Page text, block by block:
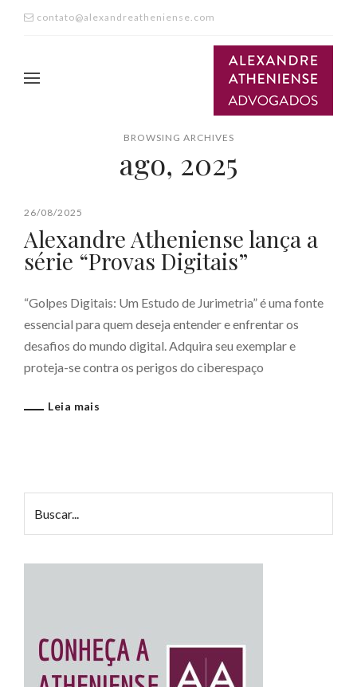
contato@alexandreatheniense.com
BROWSING ARCHIVES
ago, 2025
26/08/2025
Alexandre Atheniense lança a
série “Provas Digitais”
“Golpes Digitais: Um Estudo de Jurimetria” é uma fonte
essencial para quem deseja entender e enfrentar os
desafios do mundo digital. Adquira seu exemplar e
proteja-se contra os perigos do ciberespaço
Leia mais